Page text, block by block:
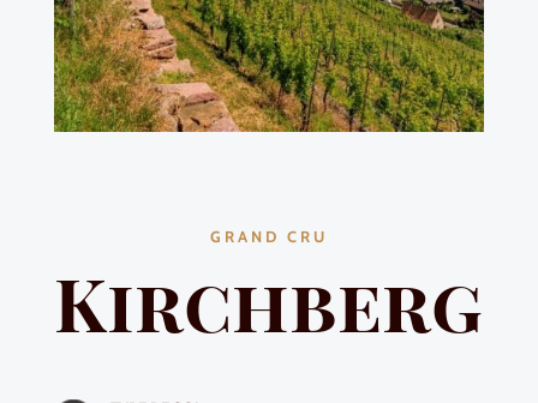
GRAND CRU
Kirchberg